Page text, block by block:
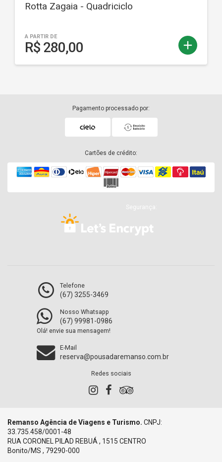
add
Rotta Zagaia - Quadriciclo
A PARTIR DE
R$ 280,00
Pagamento processado por:
Cartões de crédito:
Segurança:
Telefone
(67) 3255-3469
Nosso Whatsapp
(67) 99981-0986
Olá! envie sua mensagem!
E-Mail
reserva@pousadaremanso.com.br
Redes sociais
Remanso Agência de Viagens e Turismo. CNPJ:
33.735.458/0001-48
RUA CORONEL PILAD REBUÁ , 1515 CENTRO
Bonito/MS , 79290-000